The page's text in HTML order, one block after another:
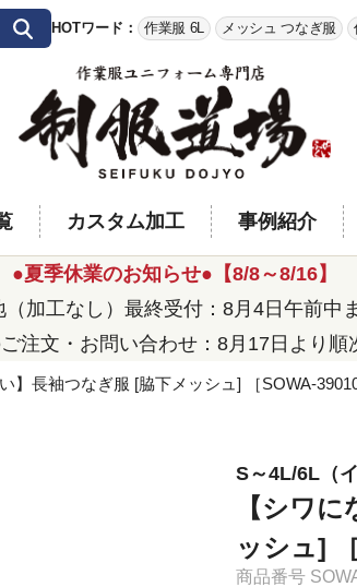
HOTワード： 作業服 6L メッシュ つなぎ服
カスタム加工 事例紹介
●夏季休業のお知らせ●【8/8～8/16】
（加工なし）最終受付：8月4日午前中
注文・お問い合わせ：8月17日より順
】長袖つなぎ服 [脇下メッシュ] ［SOWA-39010
S～4L/6L（
【シワ
ッシュ]
商品番号